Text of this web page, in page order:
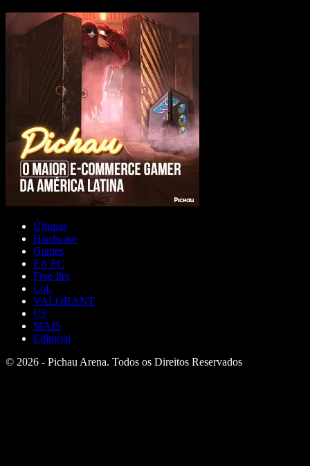
Últimas
Hardware
Games
EA FC
Free fire
LoL
VALORANT
CS
MAIS
Editorial
© 2026 - Pichau Arena. Todos os Direitos Reservados